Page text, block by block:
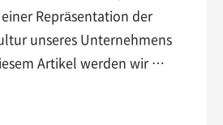
Repräsentation der
unseres Unternehmens
Artikel werden wir …